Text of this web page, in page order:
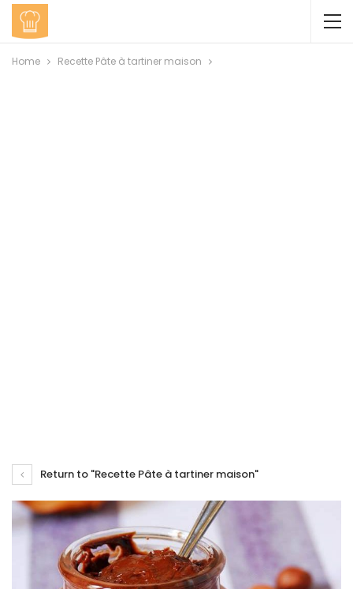
Home Recette Pâte à tartiner maison
Return to "Recette Pâte à tartiner maison"